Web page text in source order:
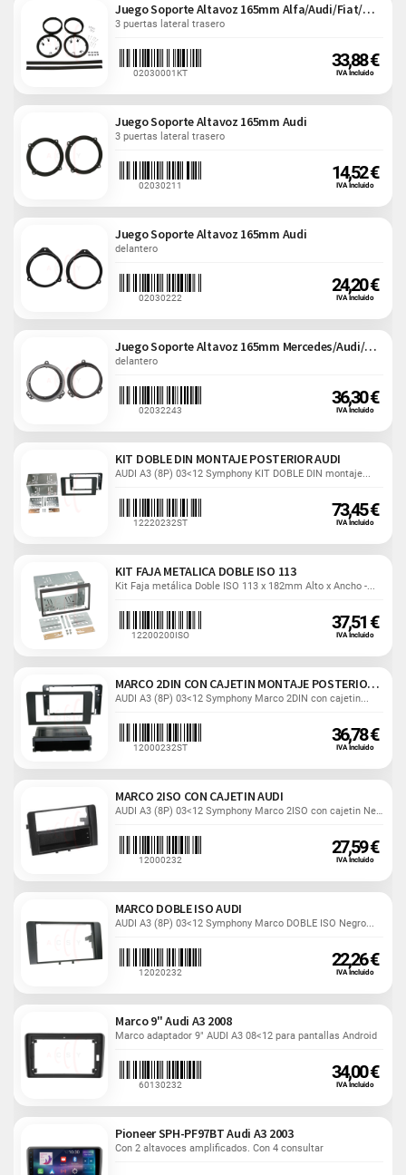
Juego Soporte Altavoz 165mm Alfa/Audi/Fiat/Opel
3 puertas lateral trasero
02030001KT
33,88 €
IVA Incluido
Juego Soporte Altavoz 165mm Audi
3 puertas lateral trasero
02030211
14,52 €
IVA Incluido
Juego Soporte Altavoz 165mm Audi
delantero
02030222
24,20 €
IVA Incluido
Juego Soporte Altavoz 165mm Mercedes/Audi/Seat
delantero
02032243
36,30 €
IVA Incluido
KIT DOBLE DIN MONTAJE POSTERIOR AUDI
AUDI A3 (8P) 03<12 Symphony KIT DOBLE DIN montaje...
12220232ST
73,45 €
IVA Incluido
KIT FAJA METALICA DOBLE ISO 113
Kit Faja metálica Doble ISO 113 x 182mm Alto x Ancho -...
12200200ISO
37,51 €
IVA Incluido
MARCO 2DIN CON CAJETIN MONTAJE POSTERIOR AUDI
AUDI A3 (8P) 03<12 Symphony Marco 2DIN con cajetin...
12000232ST
36,78 €
IVA Incluido
MARCO 2ISO CON CAJETIN AUDI
AUDI A3 (8P) 03<12 Symphony Marco 2ISO con cajetin Negro
12000232
27,59 €
IVA Incluido
MARCO DOBLE ISO AUDI
AUDI A3 (8P) 03<12 Symphony Marco DOBLE ISO Negro...
12020232
22,26 €
IVA Incluido
Marco 9" Audi A3 2008
Marco adaptador 9" AUDI A3 08<12 para pantallas Android
60130232
34,00 €
IVA Incluido
Pioneer SPH-PF97BT Audi A3 2003
Con 2 altavoces amplificados. Con 4 consultar